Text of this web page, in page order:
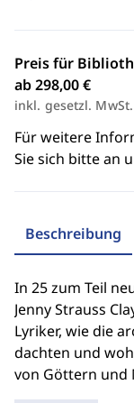
Preis für
ab 298,00 €
inkl. gesetzl. MwSt.
Für weitere
Sie sich bitte an
Beschreibung
In 25 zum Teil
Jenny Strauss
Lyriker, wie die
dachten und
von Göttern und